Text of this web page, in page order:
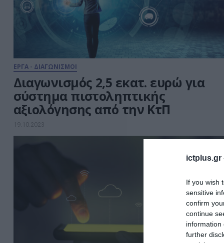
ictplus.gr
If you wish
sensitive
confirm
continue
information
further
ΕΡΓΑ - ΔΙΑΓΩΝΙΣΜΟΙ
Διαγωνισμός 2,5 εκατ. ευρώ για
σύστημα πιστοληπτικής
αξιολόγησης από την ΚτΠ
19.10.2023